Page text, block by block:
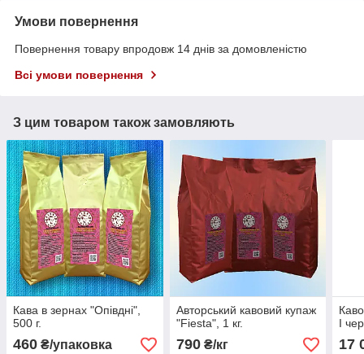
Умови повернення
Повернення товару впродовж 14 днів за домовленістю
Всі умови повернення
З цим товаром також замовляють
Кава в зернах "Опівдні",
500 г.
460 ₴/упаковка
Авторський кавовий купаж
"Fiesta", 1 кг.
790₴/кг
I
17